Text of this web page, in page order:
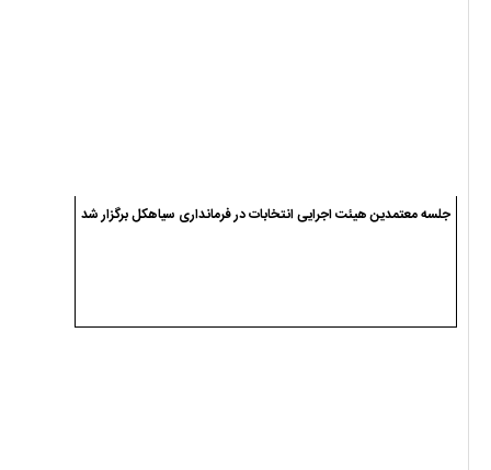
جلسه معتمدین هیئت اجرایی انتخابات در فرمانداری سیاهکل برگزار شد